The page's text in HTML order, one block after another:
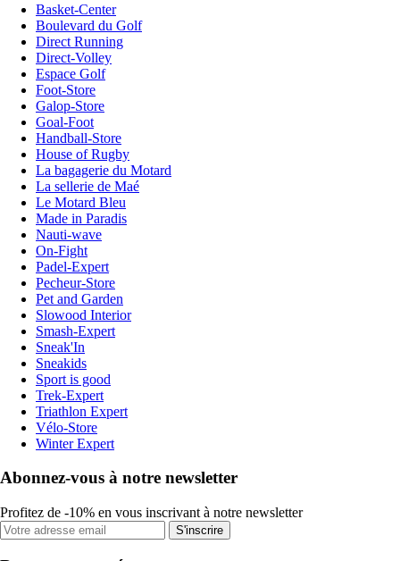
Basket-Center
Boulevard du Golf
Direct Running
Direct-Volley
Espace Golf
Foot-Store
Galop-Store
Goal-Foot
Handball-Store
House of Rugby
La bagagerie du Motard
La sellerie de Maé
Le Motard Bleu
Made in Paradis
Nauti-wave
On-Fight
Padel-Expert
Pecheur-Store
Pet and Garden
Slowood Interior
Smash-Expert
Sneak'In
Sneakids
Sport is good
Trek-Expert
Triathlon Expert
Vélo-Store
Winter Expert
Abonnez-vous à notre newsletter
Profitez de -10% en vous inscrivant à notre newsletter
S'inscrire